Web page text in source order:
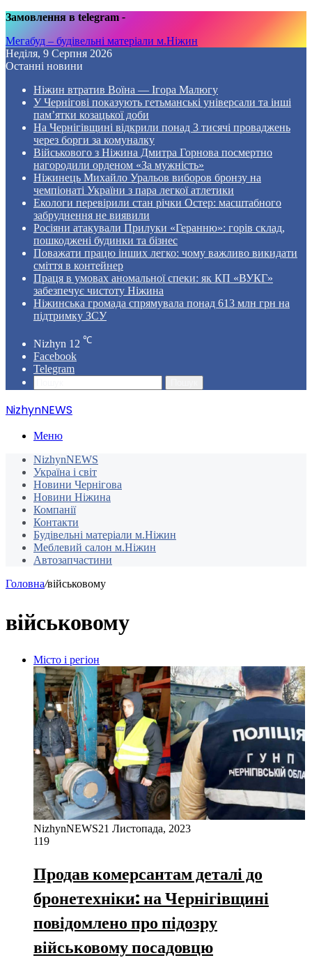
Замовлення в telegram -
Мегабуд – будівельні матеріали м.Ніжин
Неділя, 9 Серпня 2026
Останні новини
Ніжин втратив Воїна — Ігора Малюгу
У Чернігові показують гетьманські універсали та інші
пам’ятки козацької доби
На Чернігівщині відкрили понад 3 тисячі проваджень
через борги за комуналку
Військового з Ніжина Дмитра Горнова посмертно
нагородили орденом «За мужність»
Ніжинець Михайло Уральов виборов бронзу на
чемпіонаті України з пара легкої атлетики
Екологи перевірили стан річки Остер: масштабного
забруднення не виявили
Росіяни атакували Прилуки «Геранню»: горів склад,
пошкоджені будинки та бізнес
Поважати працю інших легко: чому важливо викидати
сміття в контейнер
Праця в умовах аномальної спеки: як КП «ВУКГ»
забезпечує чистоту Ніжина
Ніжинська громада спрямувала понад 613 млн грн на
підтримку ЗСУ
Nizhyn 12 ℃
Facebook
Telegram
NizhynNEWS
Меню
NizhynNEWS
Україна і світ
Новини Чернігова
Новини Ніжина
Компанії
Контакти
Будівельні матеріали м.Ніжин
Меблевий салон м.Ніжин
Автозапчастини
Головна/військовому
військовому
Місто і регіон
NizhynNEWS21 Листопада, 2023
119
Продав комерсантам деталі до
бронетехніки: на Чернігівщині
повідомлено про підозру
військовому посадовцю